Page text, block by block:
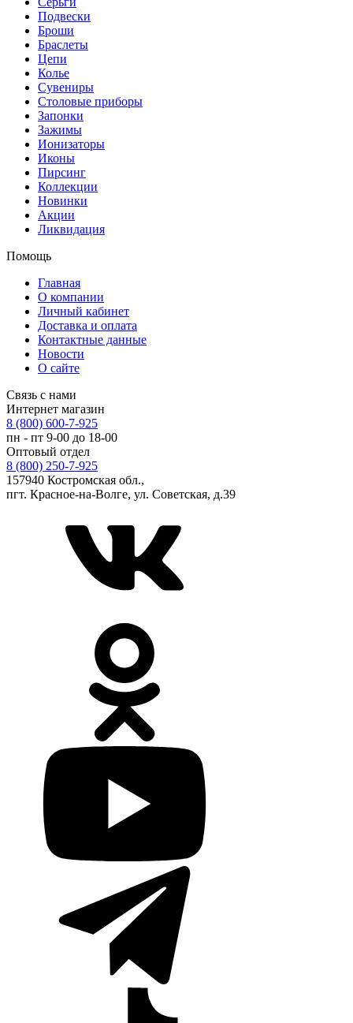
Подвески
Броши
Браслеты
Цепи
Колье
Сувениры
Столовые приборы
Запонки
Зажимы
Ионизаторы
Иконы
Пирсинг
Коллекции
Новинки
Акции
Ликвидация
Помощь
Главная
О компании
Личный кабинет
Доставка и оплата
Контактные данные
Новости
О сайте
Связь с нами
Интернет магазин
8 (800) 600-7-925
пн - пт 9-00 до 18-00
Оптовый отдел
8 (800) 250-7-925
157940 Костромская обл.,
пгт. Красное-на-Волге, ул. Советская, д.39